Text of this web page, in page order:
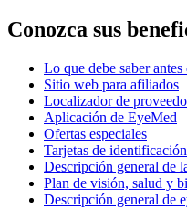
Conozca sus
Lo que debe saber antes
Sitio web para afiliados
Localizador de
Aplicación de EyeMed
Ofertas especiales
Tarjetas de identificación
Descripción general de
Plan de visión, salud y
Descripción general de